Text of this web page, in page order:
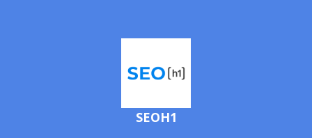
SEOH1